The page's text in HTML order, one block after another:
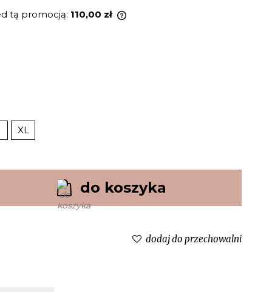
tą promocją: 110,00 zł
jest sprzedawany krócej
wyświetlana jest najniższa
kiedy produkt
w sprzedaży.
XL
do koszyka
dodaj do przechowalni